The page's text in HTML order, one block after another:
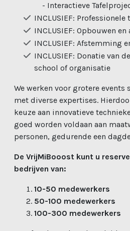
- Interactieve
INCLUSIEF:
INCLUSIEF: Opbouwen en
INCLUSIEF: Afstemming
INCLUSIEF: Donatie van
school of organisatie
We werken voor grotere events
met diverse expertises.
keuze aan innovatieve
goed worden voldaan aan
personen, gedurende een
De VrijMiBooost kunt u
bedrijven van:
10-50 medewerkers
50-100 medewerkers
100-300 medewerkers